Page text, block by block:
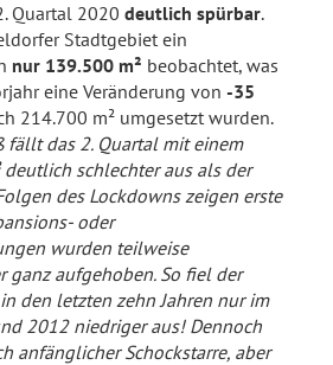
Quartal 2020 deutlich spürbar.
Stadtgebiet ein
nur 139.500 m² beobachtet, was
eine Veränderung von -35
214.700 m² umgesetzt wurden.
fällt das 2. Quartal mit einem
deutlich schlechter aus als der
des Lockdowns zeigen erste
oder
wurden teilweise
ganz aufgehoben. So fiel der
den letzten zehn Jahren nur im
2012 niedriger aus! Dennoch
anfänglicher Schockstarre, aber